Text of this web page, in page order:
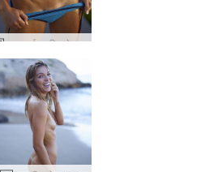
एम्बर सूर्यास्त फिटनेस #35